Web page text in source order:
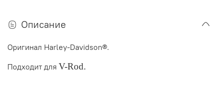
Описание
Оригинал Harley-Davidson®.
Подходит для V-Rod.